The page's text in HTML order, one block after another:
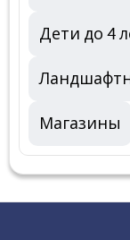
Дети до 4
Магазины